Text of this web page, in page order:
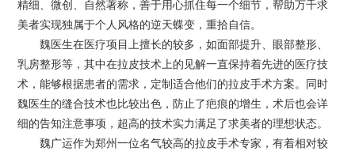
精细、微创、自然著称，善于用心抓住每一个细节，帮助万千求
美者实现独属于个人风格的逆天蝶变，重拾自信。
魏医生在医疗项目上擅长的较多，如面部提升、眼部整形、
乳房整形等，其中在拉皮技术上的见解一直保持着先进的医疗技
术，能够根据患者的需求，定制适合他们的拉皮手术方案。同时
魏医生的缝合技术也比较出色，防止了疤痕的增生，术后也会详
细的告知注意事项，超高的技术实力满足了求美者的理想状态。
魏广运作为郑州一位名气较高的拉皮手术专家，有着相对较